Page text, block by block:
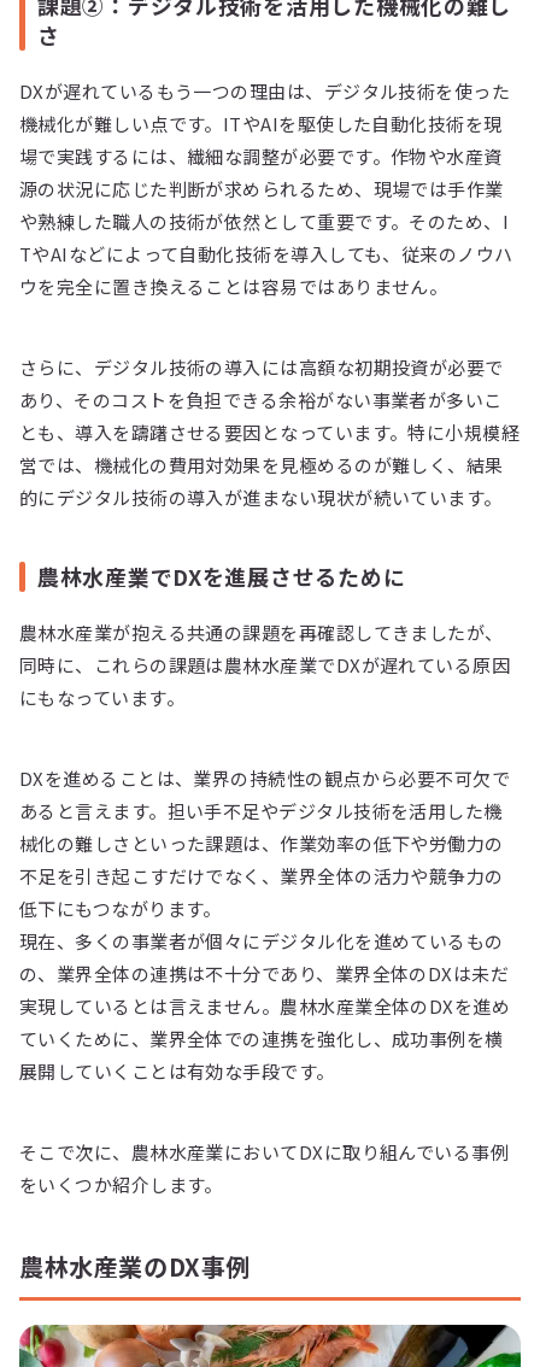
さ
DXが遅れているもう一つの理由は、デジタル技術を使った
機械化が難しい点です。ITやAIを駆使した自動化技術を現
場で実践するには、繊細な調整が必要です。作物や水産資
源の状況に応じた判断が求められるため、現場では手作業
や熟練した職人の技術が依然として重要です。そのため、I
TやAIなどによって自動化技術を導入しても、従来のノウハ
ウを完全に置き換えることは容易ではありません。
さらに、デジタル技術の導入には高額な初期投資が必要で
あり、そのコストを負担できる余裕がない事業者が多いこ
とも、導入を躊躇させる要因となっています。特に小規模経
営では、機械化の費用対効果を見極めるのが難しく、結果
的にデジタル技術の導入が進まない現状が続いています。
農林水産業でDXを進展させるために
農林水産業が抱える共通の課題を再確認してきましたが、
同時に、これらの課題は農林水産業でDXが遅れている原因
にもなっています。
DXを進めることは、業界の持続性の観点から必要不可欠で
あると言えます。担い手不足やデジタル技術を活用した機
械化の難しさといった課題は、作業効率の低下や労働力の
不足を引き起こすだけでなく、業界全体の活力や競争力の
低下にもつながります。
現在、多くの事業者が個々にデジタル化を進めているもの
の、業界全体の連携は不十分であり、業界全体のDXは未だ
実現しているとは言えません。農林水産業全体のDXを進め
ていくために、業界全体での連携を強化し、成功事例を横
展開していくことは有効な手段です。
そこで次に、農林水産業においてDXに取り組んでいる事例
をいくつか紹介します。
農林水産業のDX事例